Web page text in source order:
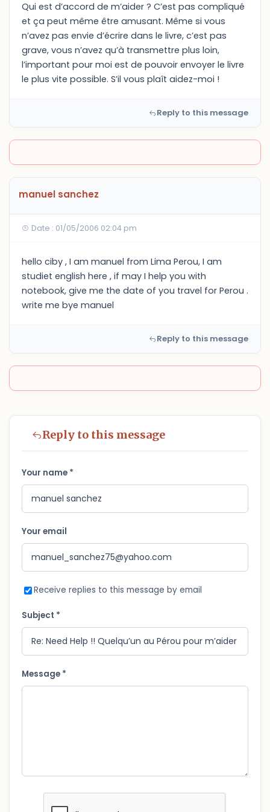
Qui est d’accord de m’aider ? C’est pas compliqué
et ça peut même être amusant. Même si vous
n’avez pas envie d’écrire dans le livre, c’est pas
grave, vous n’avez qu’à transmettre plus loin,
l’important pour moi est de pouvoir envoyer le livre
le plus vite possible. S’il vous plaît aidez-moi !
Reply to this message
manuel sanchez
Date : 01/05/2006 02:04 pm
hello ciby , I am manuel from Lima Perou, I am
studiet english here , if may I help you with
notebook, give me the date of you travel for Perou .
write me bye manuel
Reply to this message
Reply to this message
Your name *
Your email
Receive replies to this message by email
Subject *
Message *